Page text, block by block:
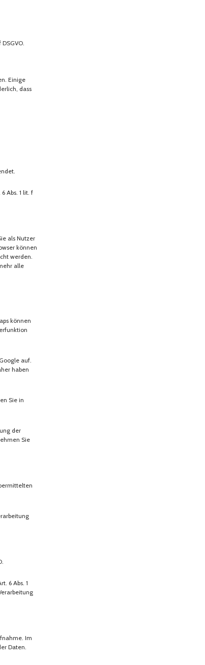
Einige
dass
Abs. 1 lit. f
als Nutzer
können
werden.
alle
können
auf.
haben
Sie in
der
Sie
6 Abs. 1
Im
Daten.